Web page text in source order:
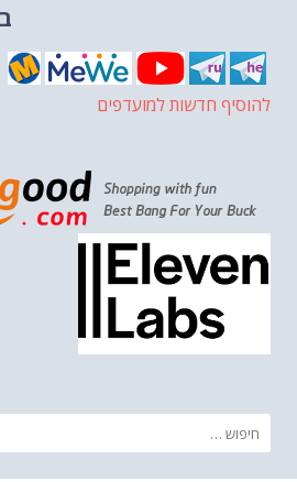
להוסיף חדשות למועדפים
חפש: